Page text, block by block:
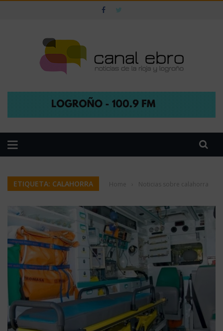
ETIQUETA: CALAHORRA Home Noticias sobre calahorra